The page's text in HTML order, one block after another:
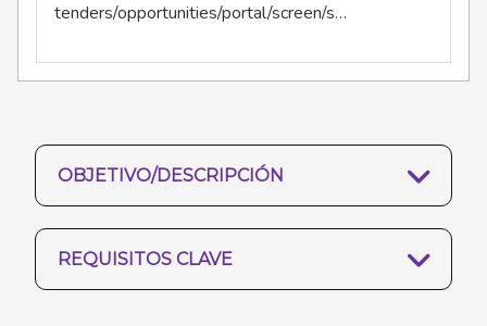
tenders/opportunities/portal/screen/s…
OBJETIVO/DESCRIPCIÓN
REQUISITOS CLAVE